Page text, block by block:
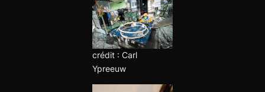
crédit : Carl
Ypreeuw